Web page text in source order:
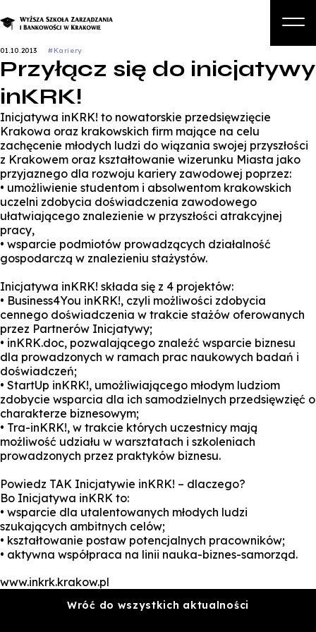
O nas
Studia podyplomowe i kursy
Kandydat
Student
Biznes
Zapisz się na studia
01.10.2013 #Kariery
Przyłącz się do inicjatywy
inKRK!
Inicjatywa inKRK! to nowatorskie przedsięwzięcie
Krakowa oraz krakowskich firm mające na celu
zachęcenie młodych ludzi do wiązania swojej przyszłości
z Krakowem oraz kształtowanie wizerunku Miasta jako
przyjaznego dla rozwoju kariery zawodowej poprzez:
• umożliwienie studentom i absolwentom krakowskich
uczelni zdobycia doświadczenia zawodowego
ułatwiającego znalezienie w przyszłości atrakcyjnej
pracy,
• wsparcie podmiotów prowadzących działalność
gospodarczą w znalezieniu stażystów.
Inicjatywa inKRK! składa się z 4 projektów:
• Business4You inKRK!, czyli możliwości zdobycia
cennego doświadczenia w trakcie stażów oferowanych
przez Partnerów Inicjatywy;
• inKRK.doc, pozwalającego znaleźć wsparcie biznesu
dla prowadzonych w ramach prac naukowych badań i
doświadczeń;
• StartUp inKRK!, umożliwiającego młodym ludziom
zdobycie wsparcia dla ich samodzielnych przedsięwzięć o
charakterze biznesowym;
• Tra-inKRK!, w trakcie których uczestnicy mają
możliwość udziału w warsztatach i szkoleniach
prowadzonych przez praktyków biznesu.
Powiedz TAK Inicjatywie inKRK! – dlaczego?
Bo Inicjatywa inKRK to:
• wsparcie dla utalentowanych młodych ludzi
szukających ambitnych celów;
• kształtowanie postaw potencjalnych pracowników;
• aktywna współpraca na linii nauka-biznes-samorząd.
www.inkrk.krakow.pl
Wróć do wszystkich aktualności